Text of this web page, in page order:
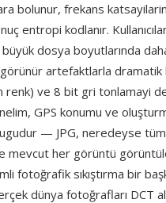
bolunur, frekans
entropi kodlanır.
dosya boyutlarında
artefaktlarla
renk) ve 8 bit gri tonlamayi
GPS konumu ve
— JPG, neredeyse
mevcut her görüntü
fotoğrafik sıkıştırma bir
dünya fotoğrafları DCT